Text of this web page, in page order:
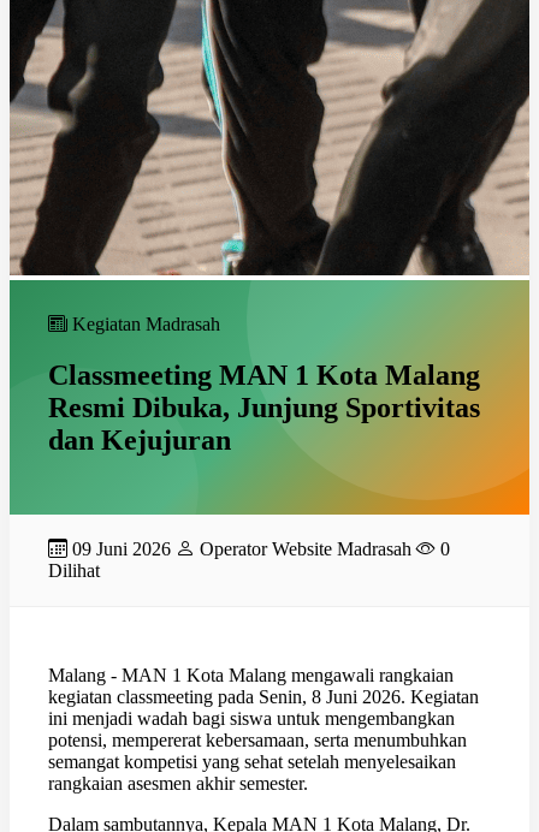
Kegiatan Madrasah
Classmeeting MAN 1 Kota Malang
Resmi Dibuka, Junjung Sportivitas
dan Kejujuran
09 Juni 2026 Operator Website Madrasah
0
Dilihat
Malang - MAN 1 Kota Malang mengawali rangkaian
kegiatan classmeeting pada Senin, 8 Juni 2026. Kegiatan
ini menjadi wadah bagi siswa untuk mengembangkan
potensi, mempererat kebersamaan, serta menumbuhkan
semangat kompetisi yang sehat setelah menyelesaikan
rangkaian asesmen akhir semester.
Dalam sambutannya, Kepala MAN 1 Kota Malang, Dr.